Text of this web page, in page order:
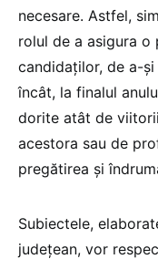
necesare. Astfel,
rolul de a asigura
candidaților, de a-
încât, la finalul
dorite atât de
acestora sau de
pregătirea și
Subiectele,
județean, vor